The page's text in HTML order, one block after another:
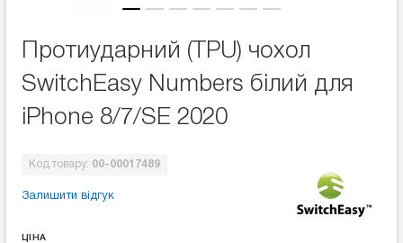
Протиударний (TPU) чохол
SwitchEasy Numbers білий для
iPhone 8/7/SE 2020
Код товару: 00-00017489
Залишити відгук
ЦІНА